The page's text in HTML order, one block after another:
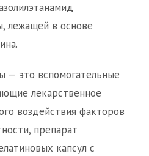
лежащей в основе
— это вспомогательные
лекарственное
воздействия факторов
препарат
капсул с